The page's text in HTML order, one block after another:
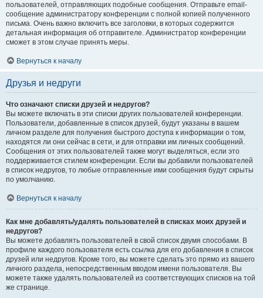
пользователей, отправляющих подобные сообщения. Отправьте email-
сообщение администратору конференции с полной копией полученного
письма. Очень важно включить все заголовки, в которых содержится
детальная информация об отправителе. Администратор конференции
сможет в этом случае принять меры.
Вернуться к началу
Друзья и недруги
Что означают списки друзей и недругов?
Вы можете включать в эти списки других пользователей конференции.
Пользователи, добавленные в список друзей, будут указаны в вашем
личном разделе для получения быстрого доступа к информации о том,
находятся ли они сейчас в сети, и для отправки им личных сообщений.
Сообщения от этих пользователей также могут выделяться, если это
поддерживается стилем конференции. Если вы добавили пользователей
в список недругов, то любые отправленные ими сообщения будут скрыты
по умолчанию.
Вернуться к началу
Как мне добавлять/удалять пользователей в списках моих друзей и
недругов?
Вы можете добавлять пользователей в свой список двумя способами. В
профиле каждого пользователя есть ссылка для его добавления в список
друзей или недругов. Кроме того, вы можете сделать это прямо из вашего
личного раздела, непосредственным вводом имени пользователя. Вы
можете также удалять пользователей из соответствующих списков на той
же странице.